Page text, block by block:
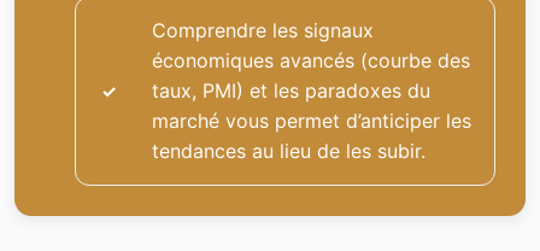
Comprendre les signaux
économiques avancés (courbe des
taux, PMI) et les paradoxes du
marché vous permet d’anticiper les
tendances au lieu de les subir.